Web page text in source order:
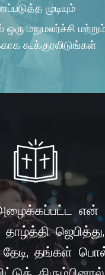
முடியும்
மறுமலர்ச்சி
கூக்குரலிடுங்கள்
தங்கள்